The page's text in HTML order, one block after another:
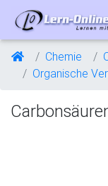
Chemie
Organische